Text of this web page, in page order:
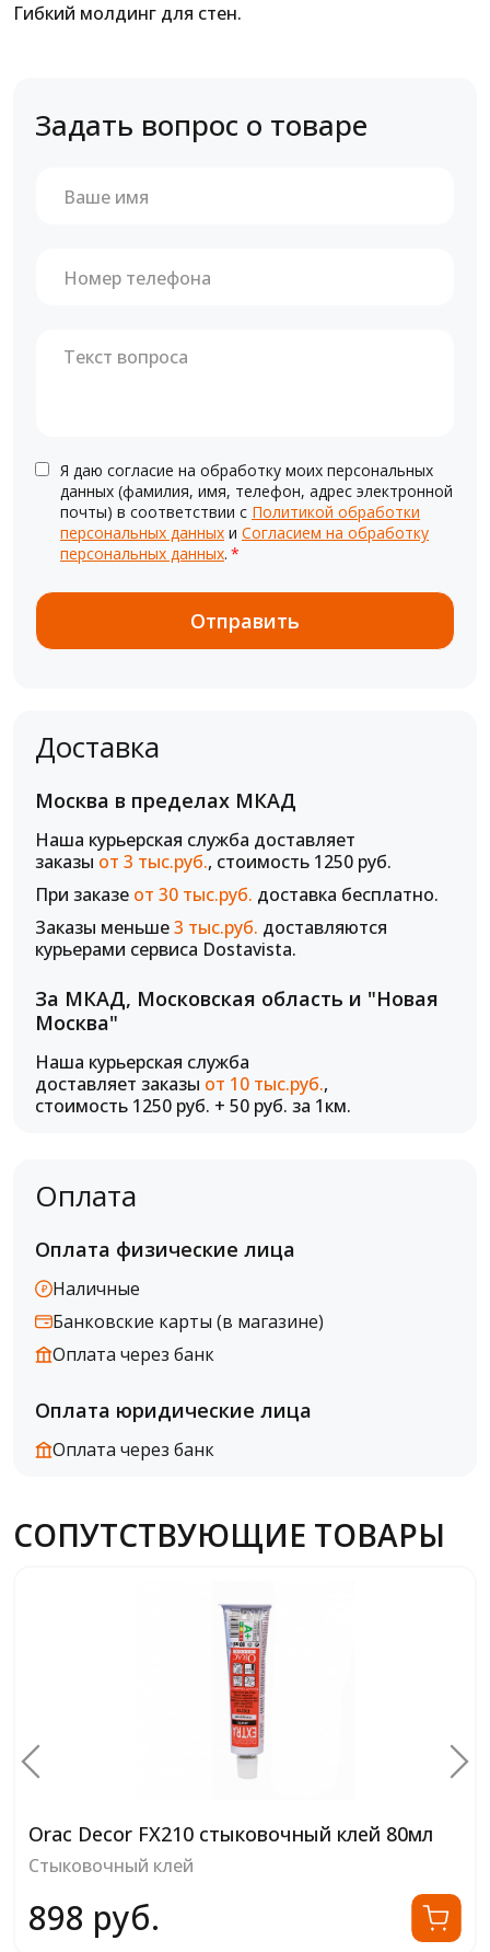
Гибкий молдинг для стен.
Задать вопрос о товаре
Я даю согласие на обработку моих персональных
данных (фамилия, имя, телефон, адрес электронной
почты) в соответствии с Политикой обработки
персональных данных и Согласием на обработку
персональных данных. *
Доставка
Москва в пределах МКАД
Наша курьерская служба доставляет
заказы от 3 тыс.руб., стоимость 1250 руб.
При заказе от 30 тыс.руб. доставка бесплатно.
Заказы меньше3 тыс.руб. доставляются
курьерами сервиса Dostavista.
За МКАД, Московская область и "Новая
Москва"
Наша курьерская служба
доставляет заказы от 10 тыс.руб.,
стоимость 1250 руб. + 50 руб. за 1км.
Оплата
Оплата физические лица
Наличные
Банковские карты (в магазине)
Оплата через банк
Оплата юридические лица
Оплата через банк
СОПУТСТВУЮЩИЕ ТОВАРЫ
Orac Decor FX210 стыковочный клей 80мл
Стыковочный клей
898 руб.